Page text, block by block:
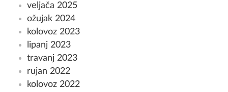
veljača 2025
ožujak 2024
kolovoz 2023
lipanj 2023
travanj 2023
rujan 2022
kolovoz 2022